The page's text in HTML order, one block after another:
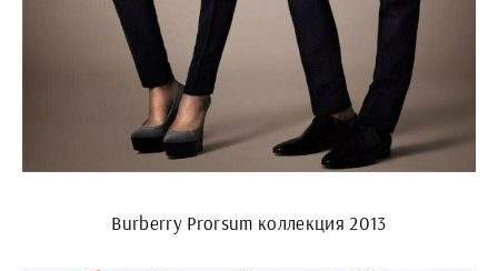
Burberry Prorsum коллекция 2013